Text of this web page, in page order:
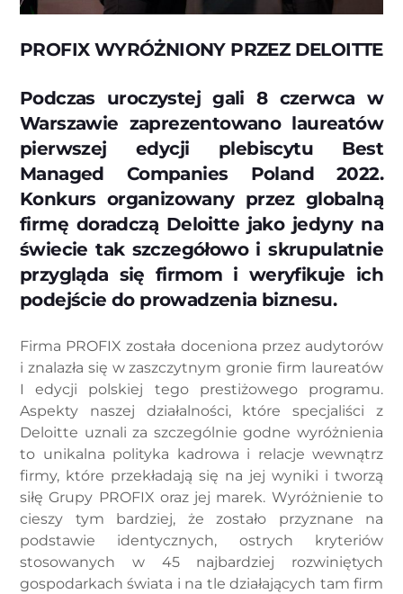
PROFIX WYRÓŻNIONY PRZEZ DELOITTE
Podczas uroczystej gali 8 czerwca w
Warszawie zaprezentowano laureatów
pierwszej edycji plebiscytu Best
Managed Companies Poland 2022.
Konkurs organizowany przez globalną
firmę doradczą Deloitte jako jedyny na
świecie tak szczegółowo i skrupulatnie
przygląda się firmom i weryfikuje ich
podejście do prowadzenia biznesu.
Firma PROFIX została doceniona przez audytorów
i znalazła się w zaszczytnym gronie firm laureatów
I edycji polskiej tego prestiżowego programu.
Aspekty naszej działalności, które specjaliści z
Deloitte uznali za szczególnie godne wyróżnienia
to unikalna polityka kadrowa i relacje wewnątrz
firmy, które przekładają się na jej wyniki i tworzą
siłę Grupy PROFIX oraz jej marek. Wyróżnienie to
cieszy tym bardziej, że zostało przyznane na
podstawie identycznych, ostrych kryteriów
stosowanych w 45 najbardziej rozwiniętych
gospodarkach świata i na tle działających tam firm